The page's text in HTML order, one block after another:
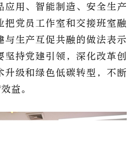
应用、智能制造、安全生产
把党员工作室和交接班室融
与生产互促共融的做法表示
坚持党建引领，深化改革创
升级和绿色低碳转型，不断
益。